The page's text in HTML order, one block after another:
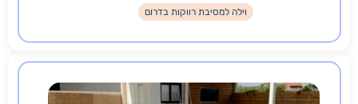
וילה למסיבת רווקות בדרום